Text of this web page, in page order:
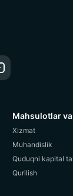
Mahsulotlar
Xizmat
Muhandislik
Quduqni kapital
Qurilish